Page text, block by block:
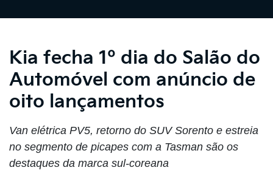
Kia fecha 1º dia do Salão do
Automóvel com anúncio de
oito lançamentos
Van elétrica PV5, retorno do SUV Sorento e estreia
no segmento de picapes com a Tasman são os
destaques da marca sul-coreana